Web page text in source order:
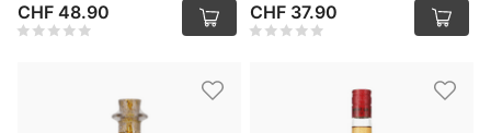
CHF 48.90 CHF 37.90